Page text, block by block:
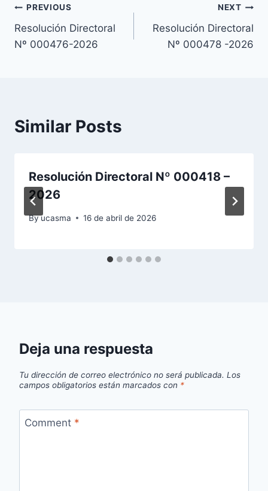
Navegación
de
PREVIOUS
Resolución Directoral
Nº 000476-2026
NEXT
Resolución Directoral
Nº 000478 -2026
Similar Posts
Resolución Directoral Nº 000418 –
2026
Byucasma 16 de abril de 2026
Deja una respuesta
Tu dirección de correo electrónico no será publicada. Los
campos obligatorios están marcados con *
Comment *